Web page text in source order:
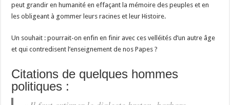
peut grandir en humanité en effaçant la mémoire des peuples et en
les obligeant à gommer leurs racines et leur Histoire.
Un souhait : pourrait-on enfin en finir avec ces velléités d’un autre âge
et qui contredisent l’enseignement de nos Papes ?
Citations de quelques hommes
politiques :